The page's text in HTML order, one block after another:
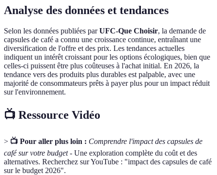
Analyse des données et tendances
Selon les données publiées parUFC-Que Choisir, la demande de
capsules de café a connu une croissance continue, entraînant une
diversification de l'offre et des prix. Les tendances actuelles
indiquent un intérêt croissant pour les options écologiques, bien que
celles-ci puissent être plus coûteuses à l'achat initial. En 2026, la
tendance vers des produits plus durables est palpable, avec une
majorité de consommateurs prêts à payer plus pour un impact réduit
sur l'environnement.
📺 Ressource Vidéo
> 📺 Pour aller plus loin : Comprendre l'impact des capsules de
café sur votre budget- Une exploration complète du coût et des
alternatives. Recherchez sur YouTube : "impact des capsules de café
sur le budget 2026".